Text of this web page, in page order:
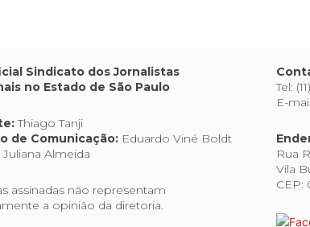
Sindicato dos Jornalistas
no Estado de São Paulo
Thiago Tanji
de Comunicação: Eduardo Viné Boldt
Juliana Almeida
assinadas não representam
a opinião da diretoria.
Tel:
E-
Rua
Vila
CEP: